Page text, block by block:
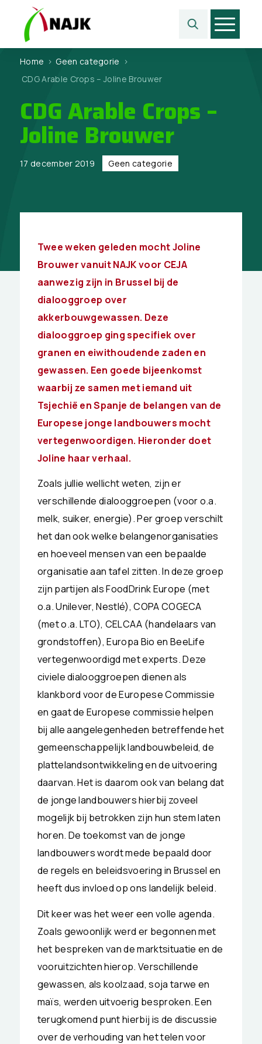
Home > Geen categorie >
CDG Arable Crops – Joline Brouwer
CDG Arable Crops –
Joline Brouwer
17 december 2019 Geen categorie
Twee weken geleden mocht Joline
Brouwer vanuit NAJK voor CEJA
aanwezig zijn in Brussel bij de
dialooggroep over
akkerbouwgewassen. Deze
dialooggroep ging specifiek over
granen en eiwithoudende zaden en
gewassen. Een goede bijeenkomst
waarbij ze samen met iemand uit
Tsjechië en Spanje de belangen van de
Europese jonge landbouwers mocht
vertegenwoordigen. Hieronder doet
Joline haar verhaal.
Zoals jullie wellicht weten, zijn er
verschillende dialooggroepen (voor o.a.
melk, suiker, energie). Per groep verschilt
het dan ook welke belangenorganisaties
en hoeveel mensen van een bepaalde
organisatie aan tafel zitten. In deze groep
zijn partijen als FoodDrink Europe (met
o.a. Unilever, Nestlé), COPA COGECA
(met o.a. LTO), CELCAA (handelaars van
grondstoffen), Europa Bio en BeeLife
vertegenwoordigd met experts. Deze
civiele dialooggroepen dienen als
klankbord voor de Europese Commissie
en gaat de Europese commissie helpen
bij alle aangelegenheden betreffende het
gemeenschappelijk landbouwbeleid, de
plattelandsontwikkeling en de uitvoering
daarvan. Het is daarom ook van belang dat
de jonge landbouwers hierbij zoveel
mogelijk bij betrokken zijn hun stem laten
horen. De toekomst van de jonge
landbouwers wordt mede bepaald door
de regels en beleidsvoering in Brussel en
heeft dus invloed op ons landelijk beleid.
Dit keer was het weer een volle agenda.
Zoals gewoonlijk werd er begonnen met
het bespreken van de marktsituatie en de
vooruitzichten hierop. Verschillende
gewassen, als koolzaad, soja tarwe en
maïs, werden uitvoerig besproken. Een
terugkomend punt hierbij is de discussie
over de verhouding van het telen voor